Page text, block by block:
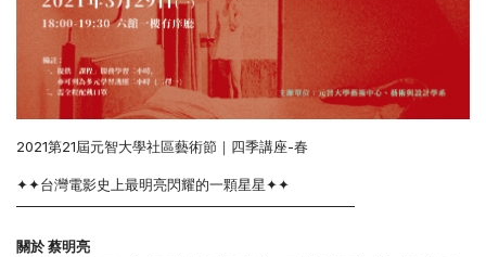
2021第21屆元智大學社區藝術節｜四季講座-春
✦✦台灣電影史上最明亮閃耀的一顆星星✦✦
————————————————————————
關於 蔡明亮